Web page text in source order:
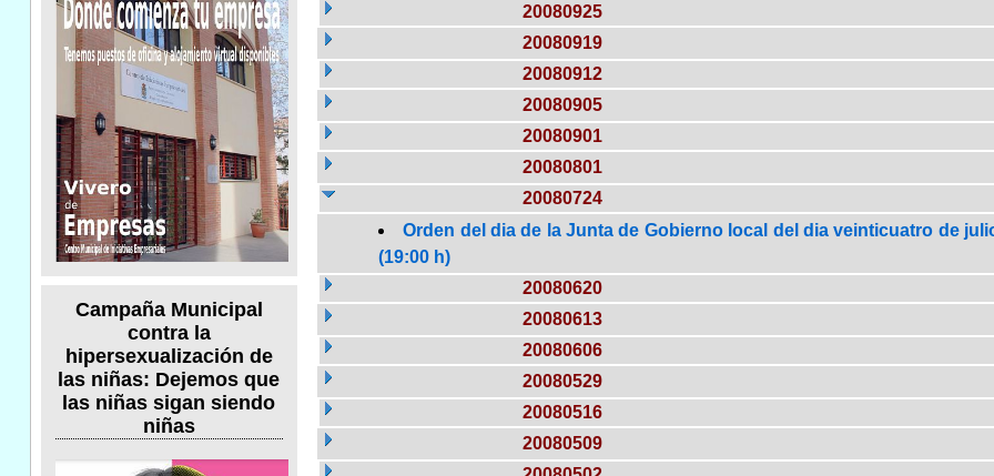
Campaña Municipal
contra la
hipersexualización de
las niñas: Dejemos que
las niñas sigan siendo
niñas
20080925
20080919
20080912
20080905
20080901
20080801
20080724
Orden del dia de la Junta de Gobierno local del dia veinticuatro de
(19:00 h)
20080620
20080613
20080606
20080529
20080516
20080509